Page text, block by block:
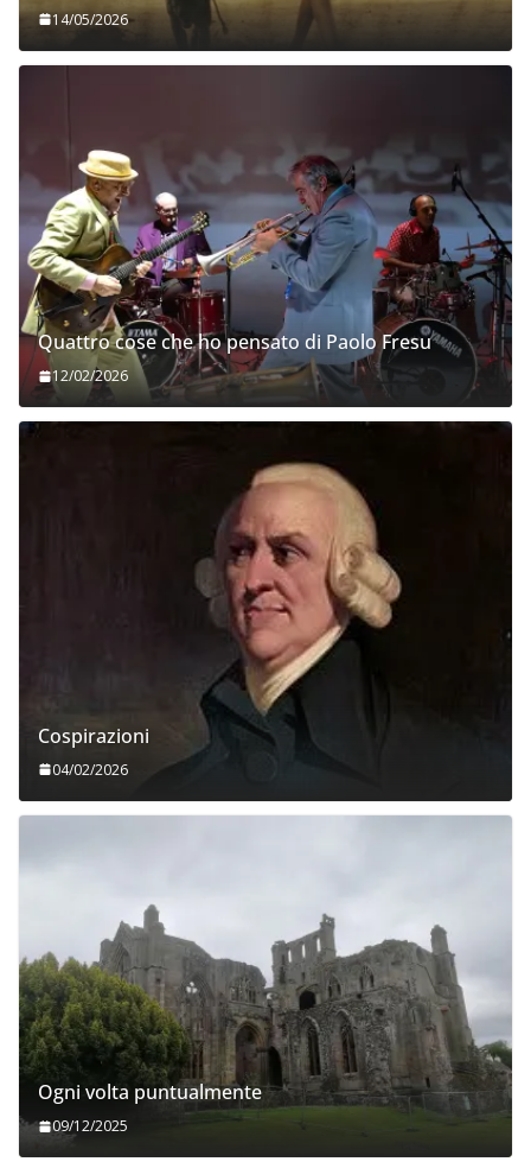
14/05/2026
Quattro cose che ho pensato di Paolo Fresu
12/02/2026
Cospirazioni
04/02/2026
Ogni volta puntualmente
09/12/2025